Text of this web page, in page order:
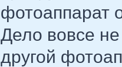
фотоаппарат
Дело вовсе
другой